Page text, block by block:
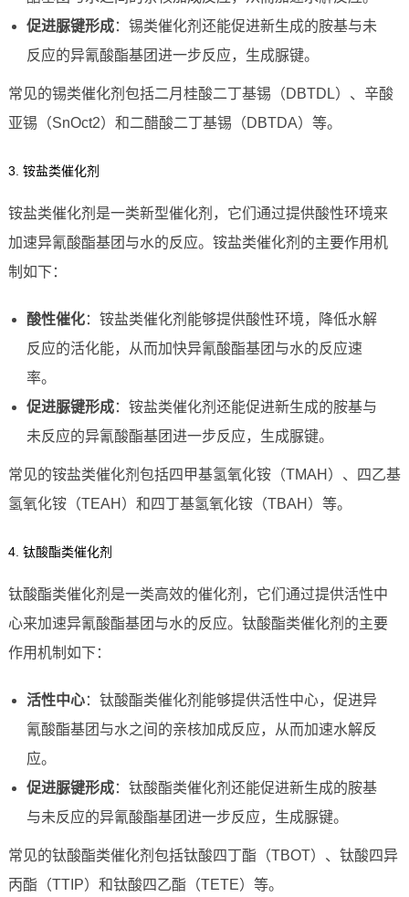
促进脲键形成：锡类催化剂还能促进新生成的胺基与未
反应的异氰酸酯基团进一步反应，生成脲键。
常见的锡类催化剂包括二月桂酸二丁基锡（DBTDL）、辛酸
亚锡（SnOct2）和二醋酸二丁基锡（DBTDA）等。
3. 铵盐类催化剂
铵盐类催化剂是一类新型催化剂，它们通过提供酸性环境来
加速异氰酸酯基团与水的反应。铵盐类催化剂的主要作用机
制如下：
酸性催化：铵盐类催化剂能够提供酸性环境，降低水解
反应的活化能，从而加快异氰酸酯基团与水的反应速
率。
促进脲键形成：铵盐类催化剂还能促进新生成的胺基与
未反应的异氰酸酯基团进一步反应，生成脲键。
常见的铵盐类催化剂包括四甲基氢氧化铵（TMAH）、四乙基
氢氧化铵（TEAH）和四丁基氢氧化铵（TBAH）等。
4. 钛酸酯类催化剂
钛酸酯类催化剂是一类高效的催化剂，它们通过提供活性中
心来加速异氰酸酯基团与水的反应。钛酸酯类催化剂的主要
作用机制如下：
活性中心：钛酸酯类催化剂能够提供活性中心，促进异
氰酸酯基团与水之间的亲核加成反应，从而加速水解反
应。
促进脲键形成：钛酸酯类催化剂还能促进新生成的胺基
与未反应的异氰酸酯基团进一步反应，生成脲键。
常见的钛酸酯类催化剂包括钛酸四丁酯（TBOT）、钛酸四异
丙酯（TTIP）和钛酸四乙酯（TETE）等。